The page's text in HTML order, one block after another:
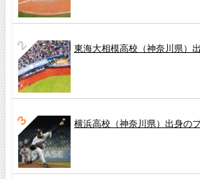
東海大相模高校（神奈川県）
横浜高校（神奈川県）出身の